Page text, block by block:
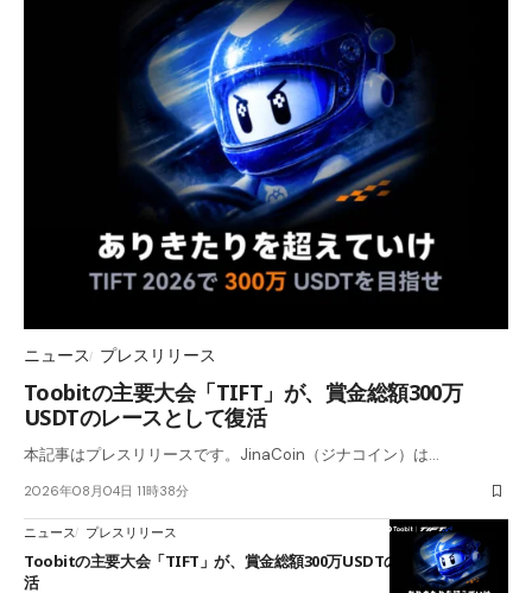
ニュース プレスリリース
Toobitの主要大会「TIFT」が、賞金総額300万
USDTのレースとして復活
本記事はプレスリリースです。JinaCoin（ジナコイン）は…
2026年08月04日 11時38分
ニュース プレスリリース
Toobitの主要大会「TIFT」が、賞金総額300万USDTのレースとして復
活